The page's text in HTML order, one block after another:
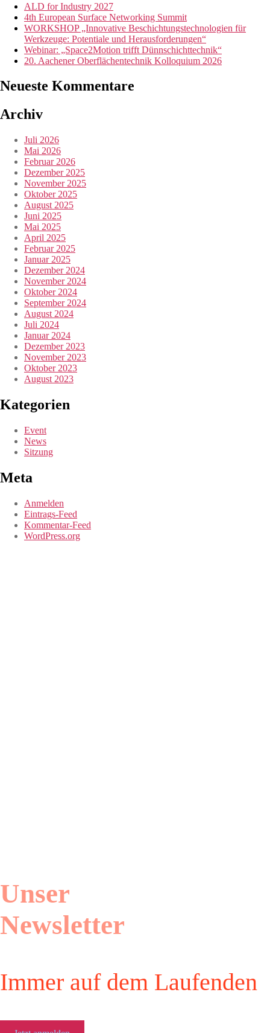
ALD for Industry 2027
4th European Surface Networking Summit
WORKSHOP „Innovative Beschichtungstechnologien für
Werkzeuge: Potentiale und Herausforderungen“
Webinar: „Space2Motion trifft Dünnschichttechnik“
20. Aachener Oberflächentechnik Kolloquium 2026
Neueste Kommentare
Archiv
Juli 2026
Mai 2026
Februar 2026
Dezember 2025
November 2025
Oktober 2025
August 2025
Juni 2025
Mai 2025
April 2025
Februar 2025
Januar 2025
Dezember 2024
November 2024
Oktober 2024
September 2024
August 2024
Juli 2024
Januar 2024
Dezember 2023
November 2023
Oktober 2023
August 2023
Kategorien
Event
News
Sitzung
Meta
Anmelden
Eintrags-Feed
Kommentar-Feed
WordPress.org
Unser
Newsletter
Immer auf dem Laufenden